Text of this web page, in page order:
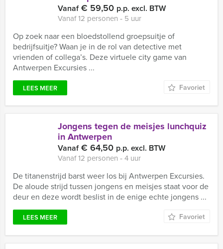
Vanaf€ 59,50 p.p. excl. BTW
Vanaf 12 personen ‐ 5 uur
Op zoek naar een bloedstollend groepsuitje of
bedrijfsuitje? Waan je in de rol van detective met
vrienden of collega’s. Deze virtuele city game van
Antwerpen Excursies ...
LEES MEER Favoriet
Jongens tegen de meisjes lunchquiz
in Antwerpen
Vanaf€ 64,50 p.p. excl. BTW
Vanaf 12 personen ‐ 4 uur
De titanenstrijd barst weer los bij Antwerpen Excursies.
De aloude strijd tussen jongens en meisjes staat voor de
deur en deze wordt beslist in de enige echte jongens ...
LEES MEER Favoriet